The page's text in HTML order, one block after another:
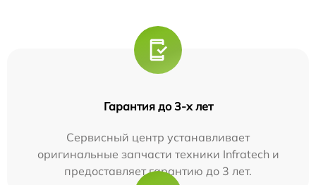
Гарантия до 3-х лет
Сервисный центр устанавливает
оригинальные запчасти техники Infratech и
предоставляет гарантию до 3 лет.